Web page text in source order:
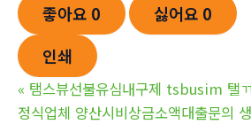
좋아요 0 싫어요 0
인쇄
« 탬스뷰선불유심내구제 tsbusim 탤
정식업체 양산시비상금소액대출문의